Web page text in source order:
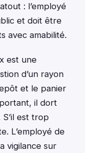
: l’employé
et doit être
avec amabilité.
est une
d’un rayon
et le panier
il dort
est trop
L’employé de
vigilance sur